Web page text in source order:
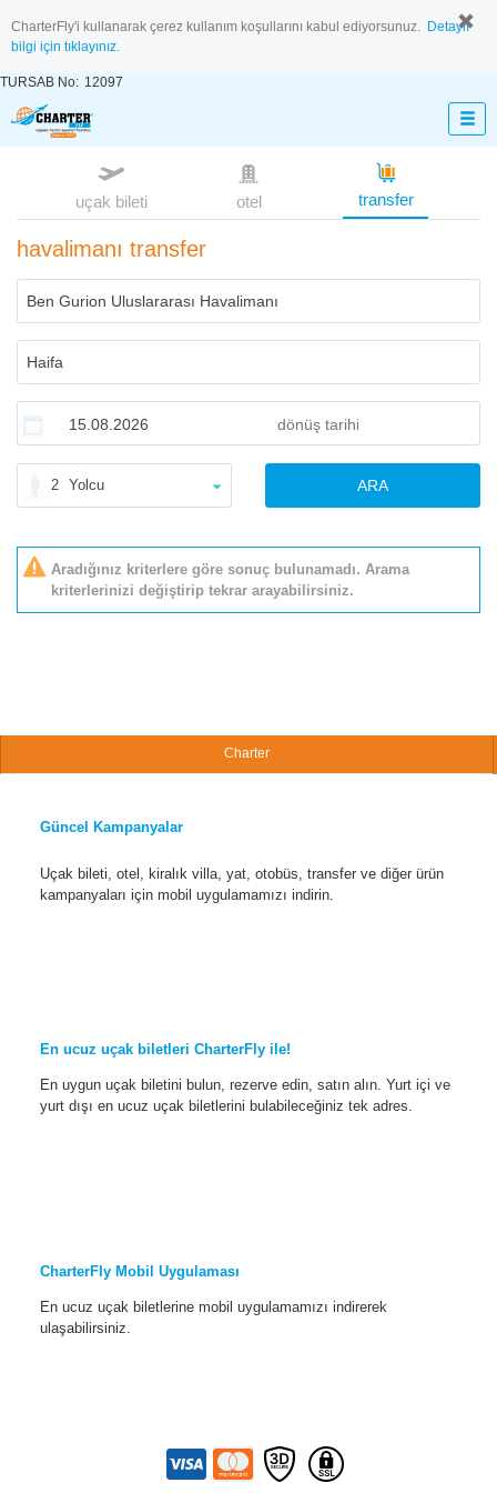
CharterFly'i kullanarak çerez kullanım koşullarını kabul ediyorsunuz. Detaylı
bilgi için tıklayınız.
TURSAB No: 12097
uçak bileti otel transfer
havalimanı transfer
2 Yolcu ARA
Aradığınız kriterlere göre sonuç bulunamadı. Arama
kriterlerinizi değiştirip tekrar arayabilirsiniz.
Charter
Güncel Kampanyalar
Uçak bileti, otel, kiralık villa, yat, otobüs, transfer ve diğer ürün
kampanyaları için mobil uygulamamızı indirin.
En ucuz uçak biletleri CharterFly ile!
En uygun uçak biletini bulun, rezerve edin, satın alın. Yurt içi ve
yurt dışı en ucuz uçak biletlerini bulabileceğiniz tek adres.
CharterFly Mobil Uygulaması
En ucuz uçak biletlerine mobil uygulamamızı indirerek
ulaşabilirsiniz.